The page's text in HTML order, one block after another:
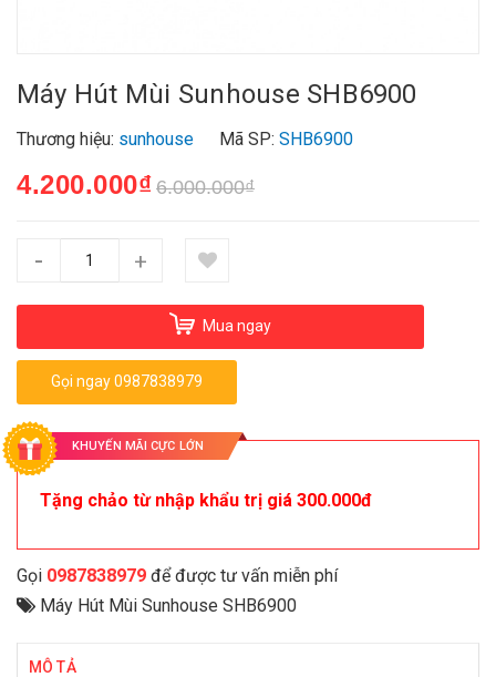
Máy Hút Mùi Sunhouse SHB6900
Thương hiệu: sunhouse Mã SP: SHB6900
4.200.000₫ 6.000.000₫
- +
Mua ngay
Gọi ngay 0987838979
KHUYẾN MÃI CỰC LỚN
Tặng chảo từ nhập khẩu trị giá 300.000đ
Gọi 0987838979 để được tư vấn miễn phí
Máy Hút Mùi Sunhouse SHB6900
MÔ TẢ